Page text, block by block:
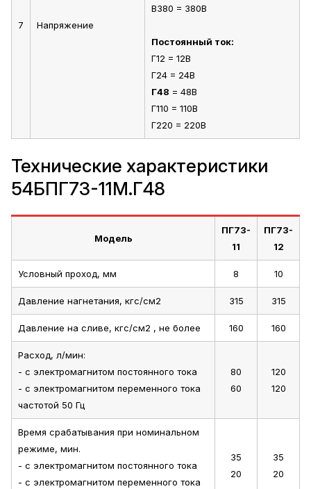
7 Напряжение
В380 = 380В
Постоянный ток:
Г12 = 12В
Г24 = 24В
Г48 = 48В
Г110 = 110В
Г220 = 220В
Технические характеристики
54БПГ73-11М.Г48
Модель
ПГ73-
11
ПГ73-
12
Условный проход, мм 8 10
Давление нагнетания, кгс/см2 315 315
Давление на сливе, кгс/см2 , не более 160 160
Расход, л/мин:
- с электромагнитом постоянного тока
- с электромагнитом переменного тока
частотой 50 Гц
80
60
120
120
Время срабатывания при номинальном
режиме, мин.
- с электромагнитом постоянного тока
- с электромагнитом переменного тока
35
20
35
20